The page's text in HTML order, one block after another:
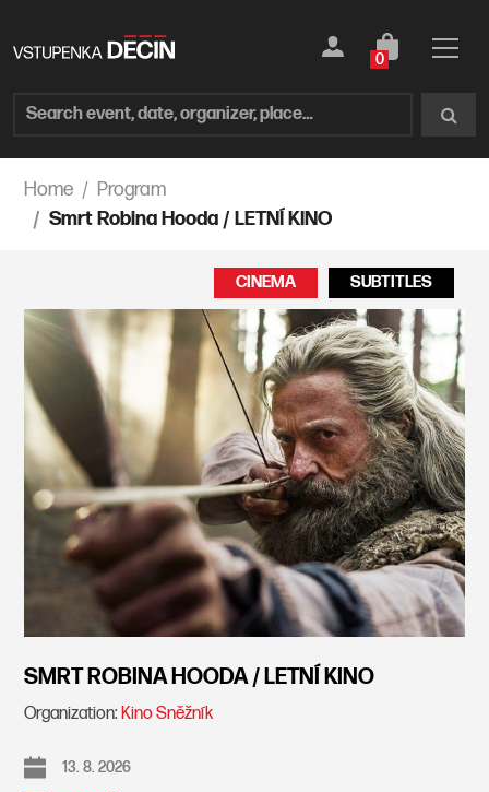
0
Home
Program
Smrt Robina Hooda / LETNÍ KINO
CINEMA SUBTITLES
SMRT ROBINA HOODA / LETNÍ KINO
Organization: Kino Sněžník
13. 8. 2026